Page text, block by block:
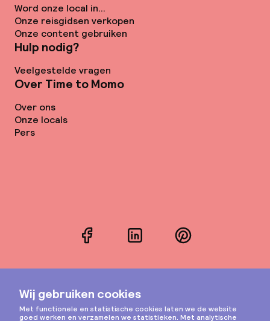
Word onze local in...
Onze reisgidsen verkopen
Onze content gebruiken
Hulp nodig?
Veelgestelde vragen
Over Time to Momo
Over ons
Onze locals
Pers
FacebookLinkedInPinterest
Instagram